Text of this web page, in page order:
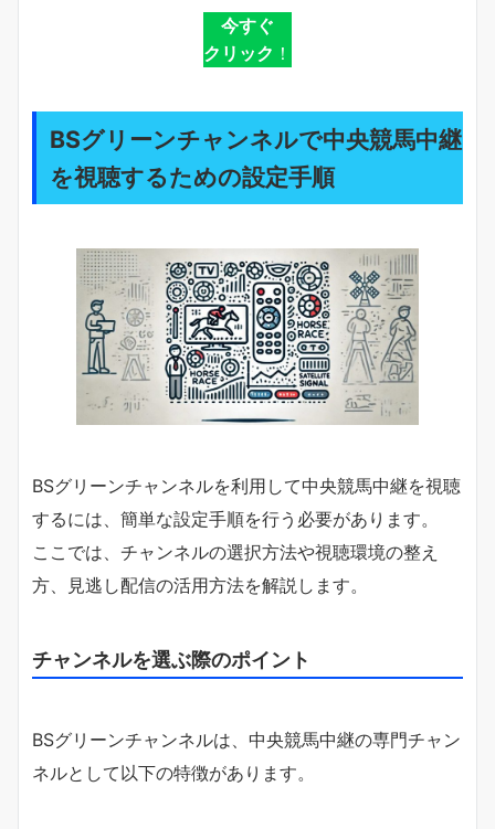
今すぐ
クリック ！
BSグリーンチャンネルで中央競馬中継
を視聴するための設定手順
BSグリーンチャンネルを利用して中央競馬中継を視聴
するには、簡単な設定手順を行う必要があります。
ここでは、チャンネルの選択方法や視聴環境の整え
方、見逃し配信の活用方法を解説します。
チャンネルを選ぶ際のポイント
BSグリーンチャンネルは、中央競馬中継の専門チャン
ネルとして以下の特徴があります。